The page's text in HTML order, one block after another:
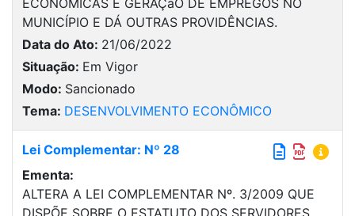
MUNICÍPIO E DÁ OUTRAS PROVIDÊNCIAS.
Data do Ato: 21/06/2022
Situação: Em Vigor
Modo: Sancionado
Tema: DESENVOLVIMENTO ECONÔMICO
Lei Complementar: Nº 28
Ementa:
ALTERA A LEI COMPLEMENTAR Nº. 3/2009 QUE
DISPÕE SOBRE O ESTATUTO DOS SERVIDORES